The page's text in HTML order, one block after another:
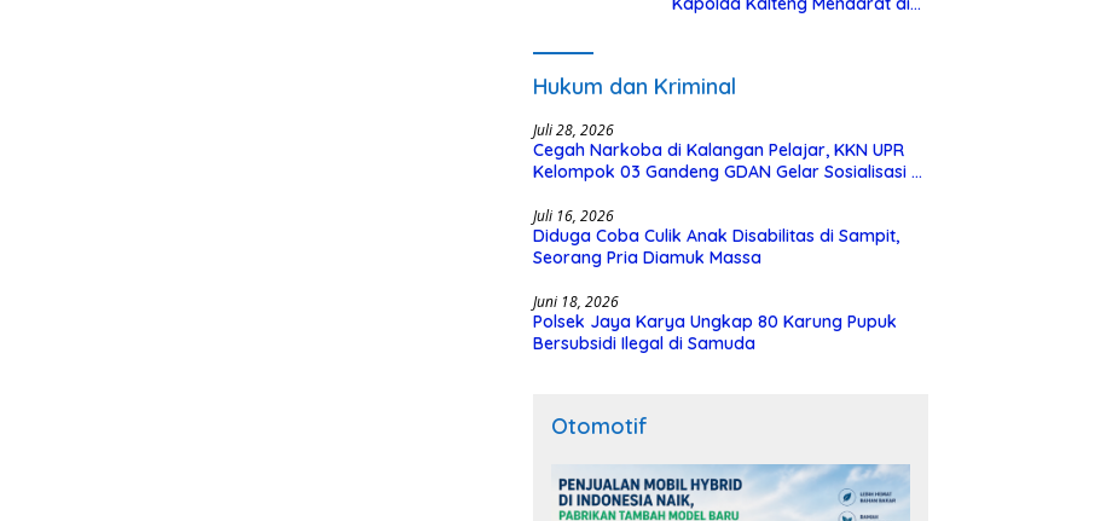
Hukum dan Kriminal
Juli 28, 2026
Cegah Narkoba di Kalangan Pelajar, KKN UPR
Kelompok 03 Gandeng GDAN Gelar Sosialisasi di
Juli 16, 2026
Diduga Coba Culik Anak Disabilitas di Sampit,
Seorang Pria Diamuk Massa
Juni 18, 2026
Polsek Jaya Karya Ungkap 80 Karung Pupuk
Bersubsidi Ilegal di Samuda
Otomotif